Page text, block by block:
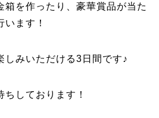
を作ったり、 豪華賞品が当た
ます！
しみいただける3日間です♪
しております！